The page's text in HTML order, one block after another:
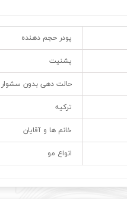
پودر حجم دهنده
پشنیت
حالت دهی بدون سشوار
ترکیه
خانم ها و آقایان
انواع مو